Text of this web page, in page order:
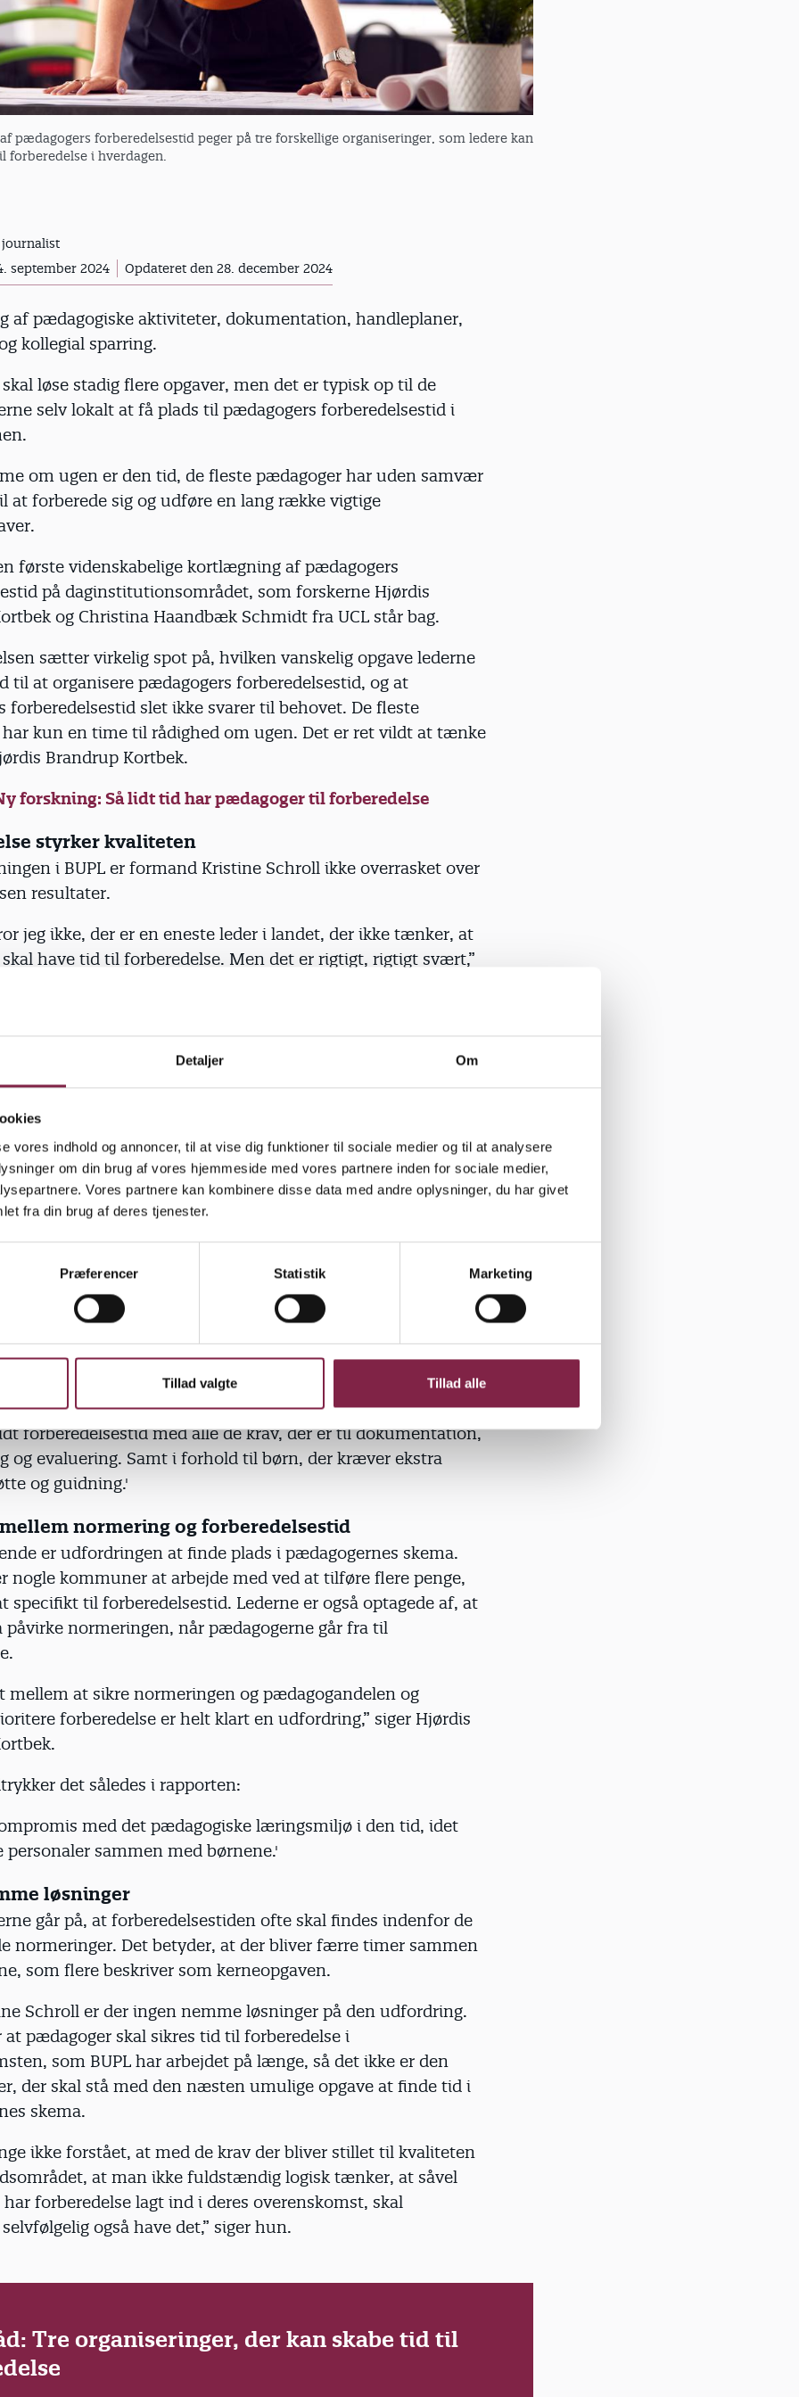
Detaljer Om
vores indhold og annoncer, til at vise dig funktioner til sociale medier og til at analysere
om din brug af vores hjemmeside med vores partnere inden for sociale medier,
Vores partnere kan kombinere disse data med andre oplysninger, du har givet
fra din brug af deres tjenester.
Præferencer Statistik Marketing
Tillad valgte Tillad alle
pædagogers forberedelsestid peger på tre forskellige organiseringer, som ledere kan
forberedelse i hverdagen.
september 2024
Opdateret den 28. december 2024
af pædagogiske aktiviteter, dokumentation, handleplaner,
kollegial sparring.
løse stadig flere opgaver, men det er typisk op til de
selv lokalt at få plads til pædagogers forberedelsestid i
om ugen er den tid, de fleste pædagoger har uden samvær
at forberede sig og udføre en lang række vigtige
første videnskabelige kortlægning af pædagogers
på daginstitutionsområdet, som forskerne Hjørdis
og Christina Haandbæk Schmidt fra UCL står bag.
sætter virkelig spot på, hvilken vanskelig opgave lederne
til at organisere pædagogers forberedelsestid, og at
forberedelsestid slet ikke svarer til behovet. De fleste
kun en time til rådighed om ugen. Det er ret vildt at tænke
Brandrup Kortbek.
forskning: Så lidt tid har pædagoger til forberedelse
styrker kvaliteten
i BUPL er formand Kristine Schroll ikke overrasket over
resultater.
jeg ikke, der er en eneste leder i landet, der ikke tænker, at
have tid til forberedelse. Men det er rigtigt, rigtigt svært,”
for at de så kan forberede sig til noget mere kvalificeret tid
på et andet tidspunkt?”
mener langt de fleste ledere. 92 procent mener nemlig, at
styrker kvaliteten af det pædagogiske arbejde, viser
er en meget stor udfordring
stor udfordring, at der stilles større og større krav til
dokumentation og udfyldelse af diverse skemaer mm. Så
skriver:
forberedelsestid med alle de krav, der er til dokumentation,
og evaluering. Samt i forhold til børn, der kræver ekstra
og guidning.'
normering og forberedelsestid
er udfordringen at finde plads i pædagogernes skema.
nogle kommuner at arbejde med ved at tilføre flere penge,
specifikt til forberedelsestid. Lederne er også optagede af, at
påvirke normeringen, når pædagogerne går fra til
mellem at sikre normeringen og pædagogandelen og
forberedelse er helt klart en udfordring,” siger Hjørdis
det således i rapporten:
med det pædagogiske læringsmiljø i den tid, idet
sammen med børnene.'
løsninger
går på, at forberedelsestiden ofte skal findes indenfor de
normeringer. Det betyder, at der bliver færre timer sammen
som flere beskriver som kerneopgaven.
Schroll er der ingen nemme løsninger på den udfordring.
at pædagoger skal sikres tid til forberedelse i
som BUPL har arbejdet på længe, så det ikke er den
der skal stå med den næsten umulige opgave at finde tid i
skema.
ikke forstået, at med de krav der bliver stillet til kvaliteten
at man ikke fuldstændig logisk tænker, at såvel
forberedelse lagt ind i deres overenskomst, skal
også have det,” siger hun.
Tre organiseringer, der kan skabe tid til